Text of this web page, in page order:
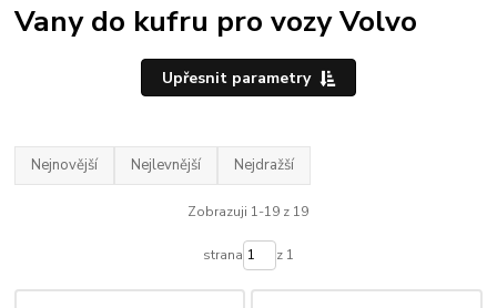
Vany do kufru pro vozy Volvo
Upřesnit parametry
Nejnovější Nejlevnější Nejdražší
Zobrazuji 1-19 z 19
strana z 1